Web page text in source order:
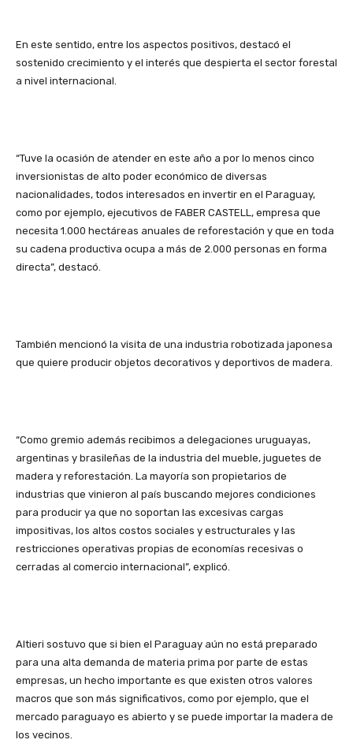
En este sentido, entre los aspectos positivos, destacó el
sostenido crecimiento y el interés que despierta el sector forestal
a nivel internacional.
“Tuve la ocasión de atender en este año a por lo menos cinco
inversionistas de alto poder económico de diversas
nacionalidades, todos interesados en invertir en el Paraguay,
como por ejemplo, ejecutivos de FABER CASTELL, empresa que
necesita 1.000 hectáreas anuales de reforestación y que en toda
su cadena productiva ocupa a más de 2.000 personas en forma
directa”, destacó.
También mencionó la visita de una industria robotizada japonesa
que quiere producir objetos decorativos y deportivos de madera.
“Como gremio además recibimos a delegaciones uruguayas,
argentinas y brasileñas de la industria del mueble, juguetes de
madera y reforestación. La mayoría son propietarios de
industrias que vinieron al país buscando mejores condiciones
para producir ya que no soportan las excesivas cargas
impositivas, los altos costos sociales y estructurales y las
restricciones operativas propias de economías recesivas o
cerradas al comercio internacional”, explicó.
Altieri sostuvo que si bien el Paraguay aún no está preparado
para una alta demanda de materia prima por parte de estas
empresas, un hecho importante es que existen otros valores
macros que son más significativos, como por ejemplo, que el
mercado paraguayo es abierto y se puede importar la madera de
los vecinos.